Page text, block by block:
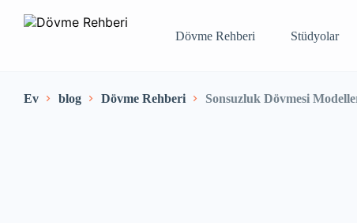
Dövme Rehberi Stüdyolar
Ev blog Dövme Rehberi Sonsuzluk Dövmesi